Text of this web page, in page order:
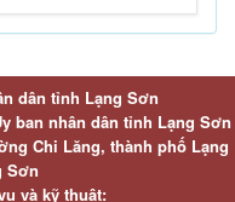
dân tỉnh Lạng Sơn
ban nhân dân tỉnh Lạng Sơn
Chi Lăng, thành phố Lạng
Sơn
và kỹ thuật: